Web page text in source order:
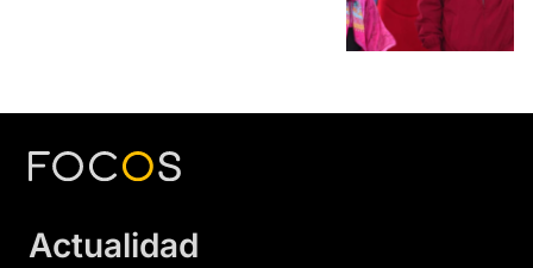
Actualidad